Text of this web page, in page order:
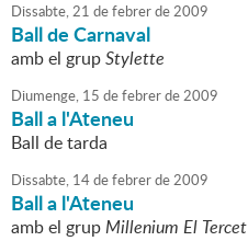
Dissabte,21 defebrerde2009
Ball de Carnaval
amb el grupStylette
Diumenge, 15 defebrerde2009
Ball a l'Ateneu
Ball de tarda
Dissabte, 14defebrerde2009
Ball a l'Ateneu
amb el grupMillenium El Tercet